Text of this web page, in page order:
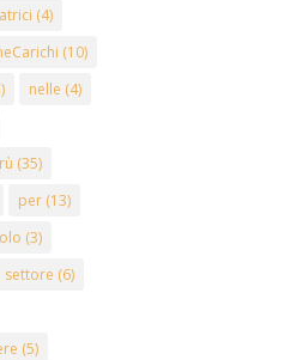
(4)
(10)
nelle (4)
(35)
per (13)
(3)
settore (6)
(5)